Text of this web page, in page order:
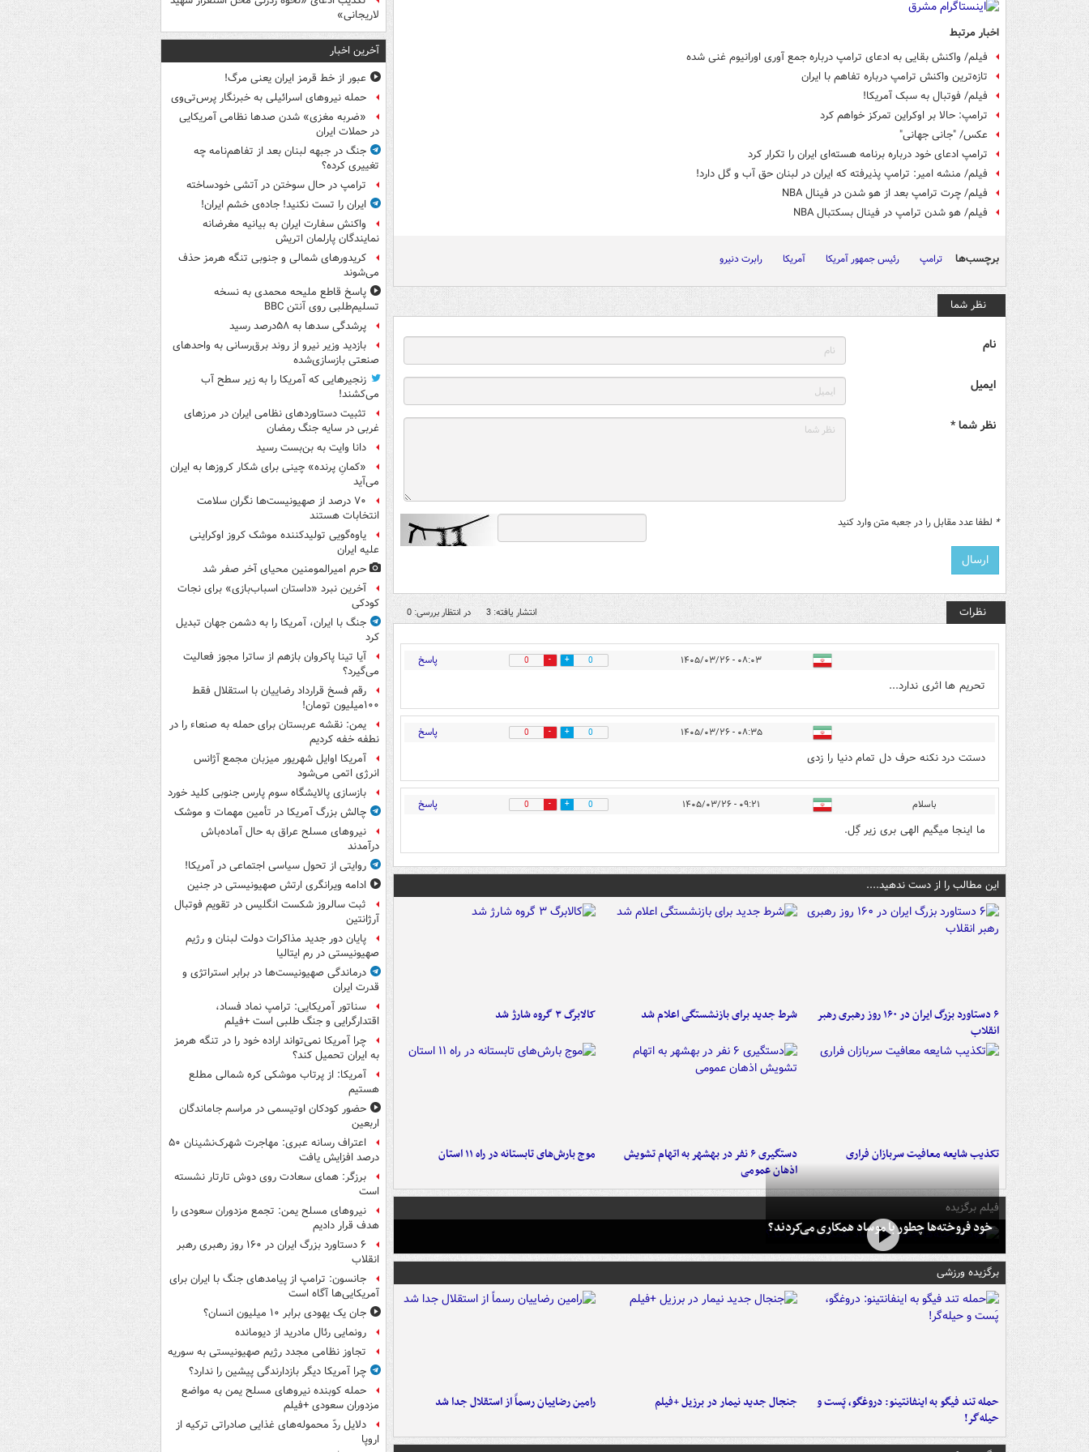
اخبار مرتبط
فیلم/ واکنش بقایی به ادعای ترامپ درباره جمع آوری اورانیوم غنی شده
تازه‌ترین واکنش ترامپ درباره تفاهم با ایران
فیلم/ فوتبال به سبک آمریکا!
ترامپ: حالا بر اوکراین تمرکز خواهم کرد
عکس/ "جانی جهانی"
ترامپ ادعای خود درباره برنامه هسته‌ای ایران را تکرار کرد
فیلم/ منشه امیر: ترامپ پذیرفته که ایران در لبنان حق آب و گل دارد!
فیلم/ چرت ترامپ بعد از هو شدن در فینال NBA
فیلم/ هو شدن ترامپ در فینال بسکتبال NBA
برچسب‌ها ترامپ رئیس جمهور آمریکا آمریکا رابرت دنیرو
نظر شما
نام
ایمیل
نظر شما *
* لطفا عدد مقابل را در جعبه متن وارد کنید
نظرات انتشار یافته: 3 در انتظار بررسی: 0
۰۸:۰۳ - ۱۴۰۵/۰۳/۲۶ 0
0 پاسخ
تحریم ها اثری ندارد...
۰۸:۳۵ - ۱۴۰۵/۰۳/۲۶ 0
0 پاسخ
دستت درد نکنه حرف دل تمام دنیا را زدی
باسلام ۰۹:۲۱ - ۱۴۰۵/۰۳/۲۶ 0
0 پاسخ
ما اینجا میگیم الهی بری زیر گِل.
این مطالب را از دست ندهید....
۶ دستاورد بزرگ ایران در ۱۶۰ روز رهبری رهبر
انقلاب
شرط جدید برای بازنشستگی اعلام شد کالابرگ ۳ گروه شارژ شد
تکذیب شایعه معافیت سربازان فراری
دستگیری ۶ نفر در بهشهر به اتهام تشویش
اذهان عمومی
موج بارش‌های تابستانه در راه ۱۱ استان
فیلم برگزیده
خود فروخته‌ها چطور با موساد همکاری می‌کردند؟
برگزیده ورزشی
حمله تند فیگو به اینفانتینو: دروغگو، پَست‌ و
حیله‌گر!
جنجال جدید نیمار در برزیل +فیلم رامین رضاییان رسماً از استقلال جدا شد
لاریجانی»
آخرین اخبار
عبور از خط قرمز ایران یعنی مرگ!
حمله نیروهای اسرائیلی به خبرنگار پرس‌تی‌وی
«ضربه مغزی» شدن صدها نظامی آمریکایی
در حملات ایران
جنگ در جبهه لبنان بعد از تفاهم‌نامه چه
تغییری کرده؟
ترامپ در حال سوختن در آتشی خودساخته
ایران را تست نکنید! جاده‌ی خشم ایران!
واکنش سفارت ایران به بیانیه مغرضانه
نمایندگان پارلمان اتریش
کریدورهای شمالی و جنوبی تنگه هرمز حذف
می‌شوند
پاسخ قاطع ملیحه محمدی به نسخه
تسلیم‌طلبی روی آنتن BBC
پرشدگی سدها به ۵۸درصد رسید
بازدید وزیر نیرو از روند برق‌رسانی به واحدهای
صنعتی بازسازی‌شده
زنجیرهایی که آمریکا را به زیر سطح آب
می‌کشند!
تثبیت دستاوردهای نظامی ایران در مرزهای
غربی در سایه جنگ رمضان
دانا وایت به بن‌بست رسید
«کمانِ پرنده» چینی برای شکار کروزها به ایران
می‌آید
۷۰ درصد از صهیونیست‌ها نگران سلامت
انتخابات هستند
یاوه‌گویی تولیدکننده موشک کروز اوکراینی
علیه ایران
حرم امیرالمومنین محیای آخر صفر شد
آخرین نبرد «داستان اسباب‌بازی» برای نجات
کودکی
جنگ با ایران، آمریکا را به دشمن جهان تبدیل
کرد
آیا تینا پاکروان بازهم از ساترا مجوز فعالیت
می‌گیرد؟
رقم فسخ قرارداد رضاییان با استقلال فقط
۱۰۰میلیون تومان!
یمن: نقشه عربستان برای حمله به صنعاء را در
نطفه خفه کردیم
آمریکا اوایل شهریور میزبان مجمع آژانس
انرژی اتمی می‌شود
بازسازی پالایشگاه سوم پارس جنوبی کلید خورد
چالش بزرگ آمریکا در تأمین مهمات و موشک
نیروهای مسلح عراق به حال آماده‌باش
درآمدند
روایتی از تحول سیاسی اجتماعی در آمریکا!
ادامه ویرانگری ارتش صهیونیستی در جنین
ثبت سالروز شکست انگلیس در تقویم فوتبال
آرژانتین
پایان دور جدید مذاکرات دولت لبنان و رژیم
صهیونیستی در رم ایتالیا
درماندگی صهیونیست‌ها در برابر استراتژی و
قدرت ایران
سناتور آمریکایی: ترامپ نماد فساد،
اقتدارگرایی و جنگ طلبی است +فیلم
چرا آمریکا نمی‌تواند اراده خود را در تنگه هرمز
به ایران تحمیل کند؟
آمریکا: از پرتاب موشکی کره شمالی مطلع
هستیم
حضور کودکان اوتیسمی در مراسم جاماندگان
اربعین
اعتراف رسانه عبری: مهاجرت شهرک‌نشینان ۵۰
درصد افزایش یافت
برزگر: همای سعادت روی دوش تارتار نشسته
است
نیروهای مسلح یمن: تجمع مزدوران سعودی را
هدف قرار دادیم
۶ دستاورد بزرگ ایران در ۱۶۰ روز رهبری رهبر
انقلاب
جانسون: ترامپ از پیامدهای جنگ با ایران برای
آمریکایی‌ها آگاه است
جان یک یهودی برابر ۱۰ میلیون انسان؟
رونمایی رئال مادرید از دیومانده
تجاوز نظامی مجدد رژیم صهیونیستی به سوریه
چرا آمریکا دیگر بازدارندگی پیشین را ندارد؟
حمله کوبنده نیروهای مسلح یمن به مواضع
مزدوران سعودی +فیلم
دلایل ردّ محموله‌های غذایی صادراتی ترکیه از
اروپا